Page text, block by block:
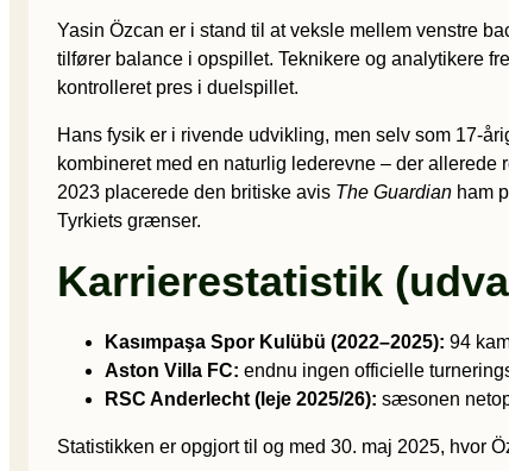
Yasin Özcan er i stand til at veksle mellem venstre
tilfører balance i opspillet. Teknikere og analytikere
kontrolleret pres i duelspillet.
Hans fysik er i rivende udvikling, men selv som 17-
kombineret med en naturlig lederevne – der allerede
2023 placerede den britiske avis The Guardian ham
Tyrkiets grænser.
Karrierestatistik
Kasımpaşa Spor Kulübü (2022–2025): 94
Aston Villa FC: endnu ingen officielle
RSC Anderlecht (leje 2025/26): sæsonen
Statistikken er opgjort til og med 30. maj 2025, hvor